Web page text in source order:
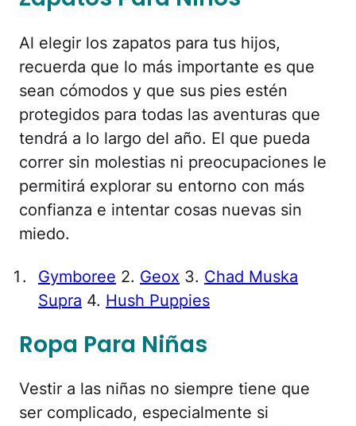
Al elegir los zapatos para tus hijos,
recuerda que lo más importante es que
sean cómodos y que sus pies estén
protegidos para todas las aventuras que
tendrá a lo largo del año. El que pueda
correr sin molestias ni preocupaciones le
permitirá explorar su entorno con más
confianza e intentar cosas nuevas sin
miedo.
Gymboree 2. Geox 3. Chad Muska
Supra 4. Hush Puppies
Ropa Para Niñas
Vestir a las niñas no siempre tiene que
ser complicado, especialmente si